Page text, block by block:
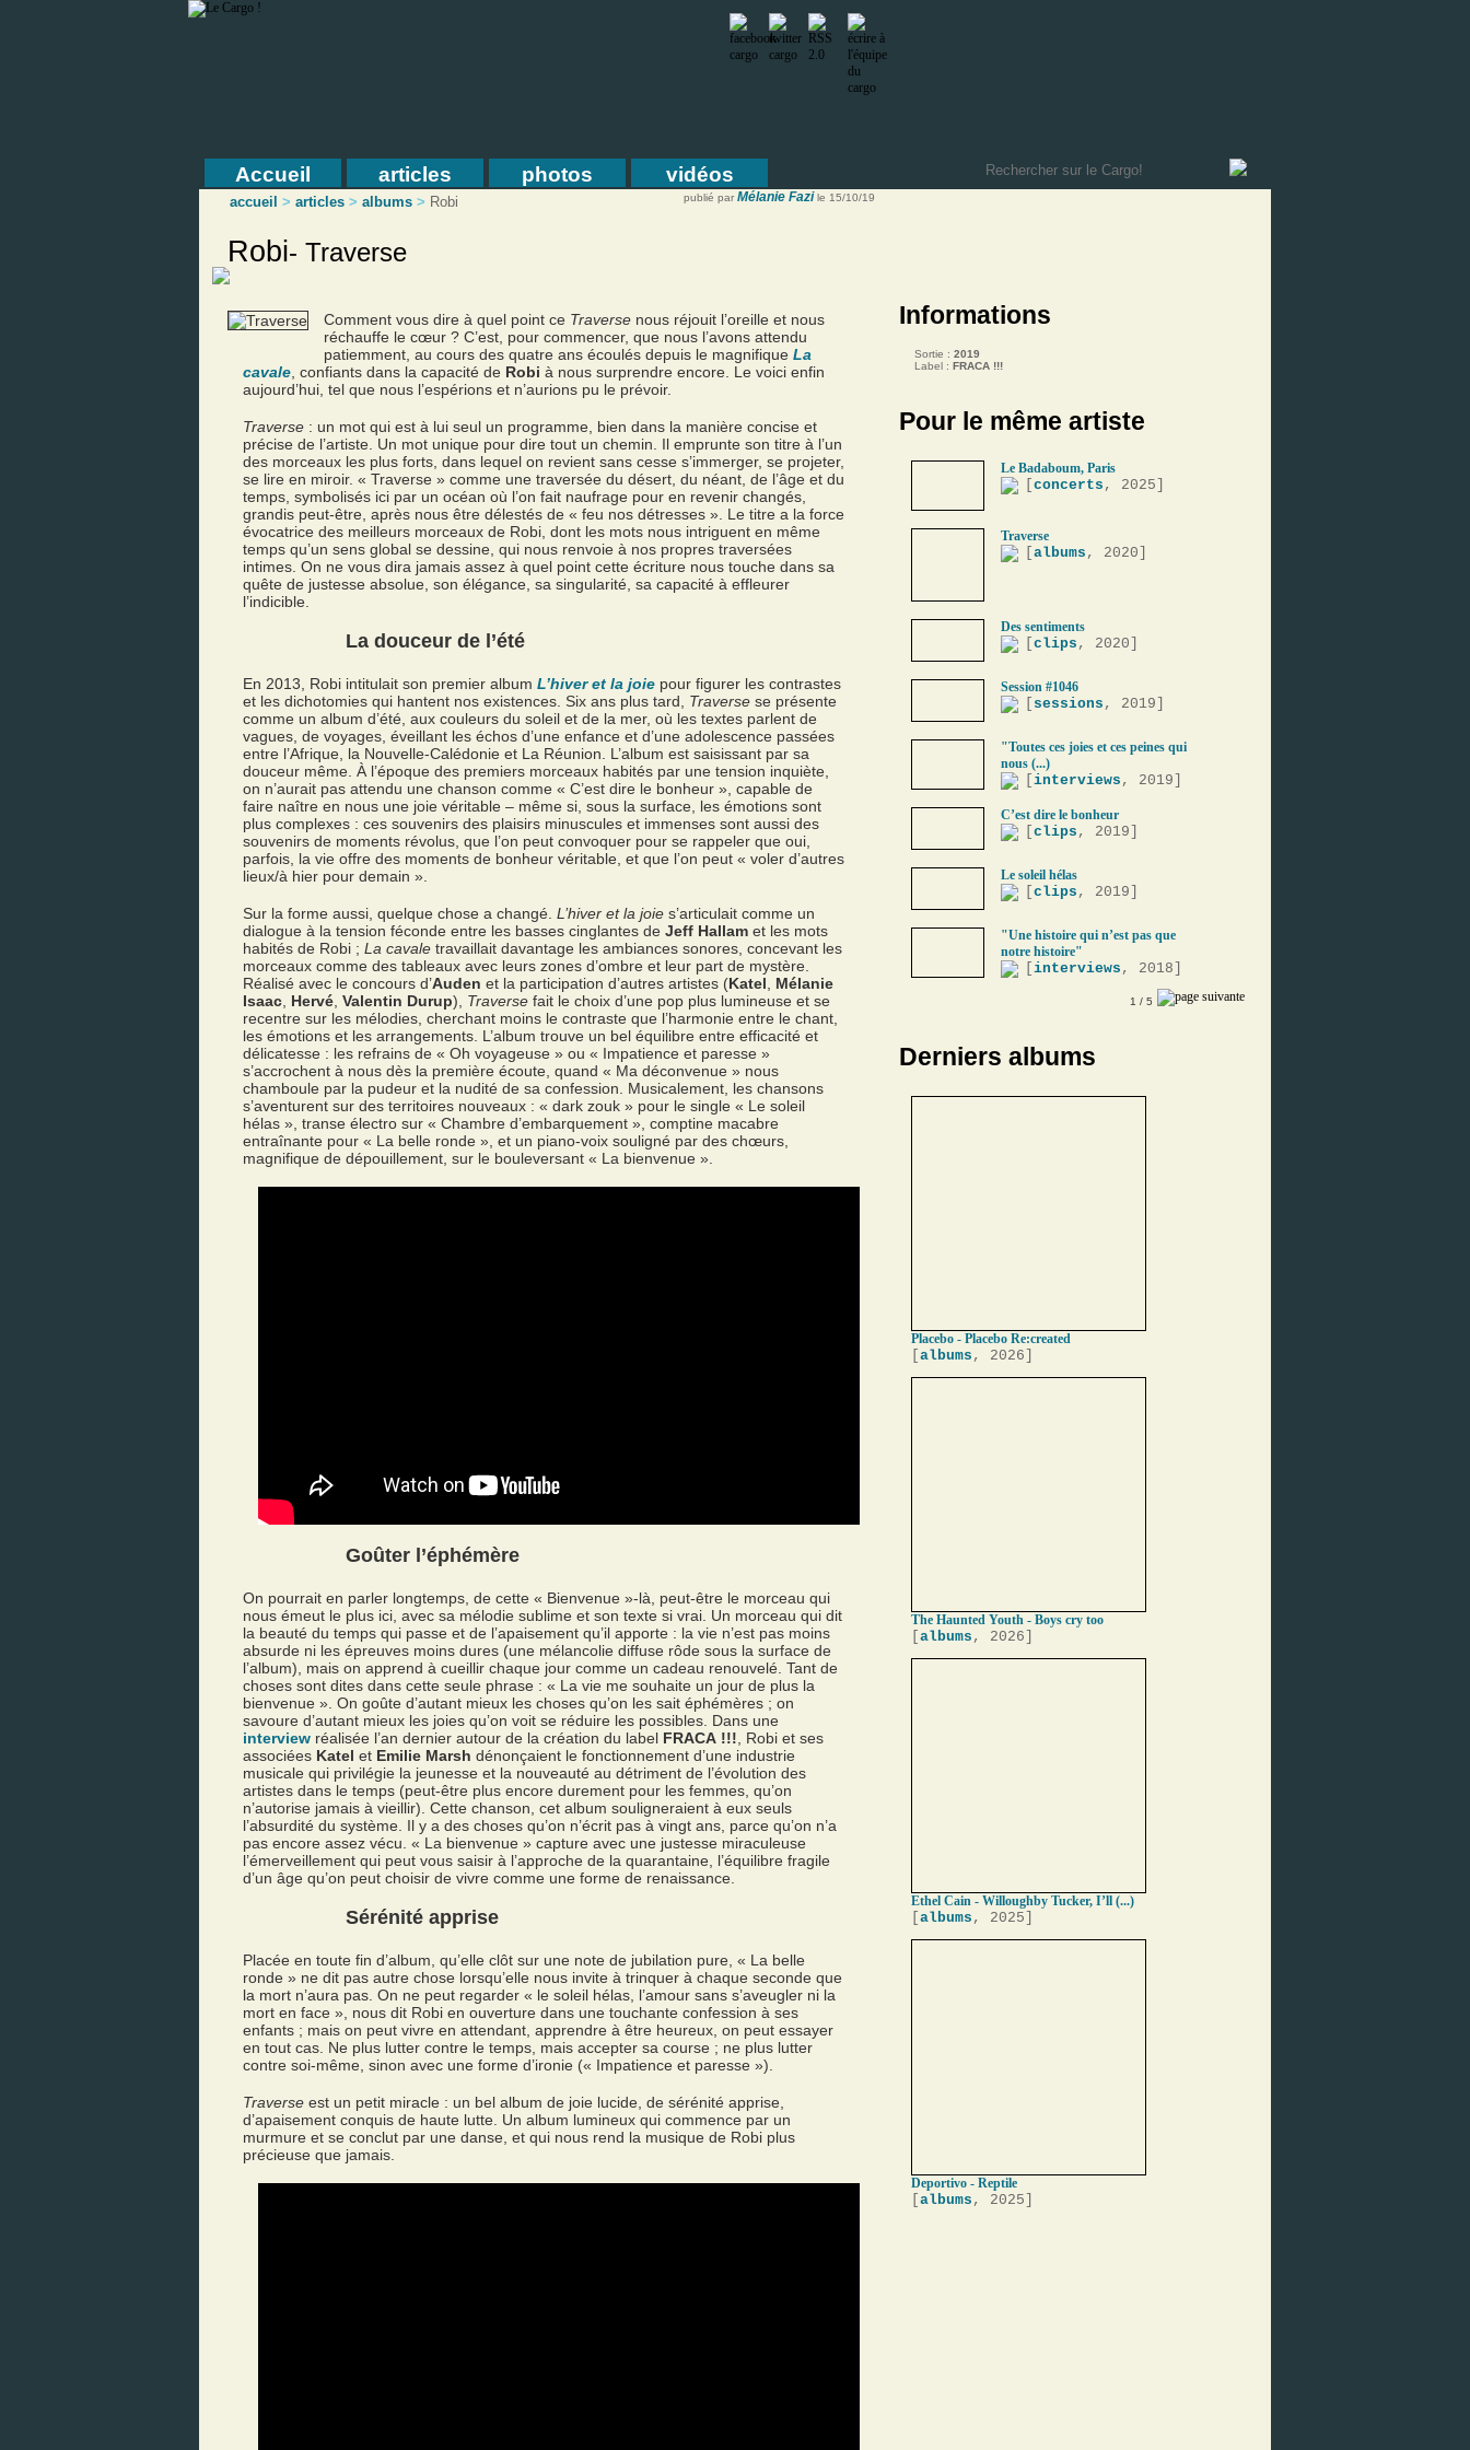
Accueil articles photos vidéos
accueil > articles > albums > Robi publié par Mélanie Fazi le 15/10/19
Robi- Traverse
Comment vous dire à quel point ce Traverse nous réjouit l’oreille et nous
réchauffe le cœur ? C’est, pour commencer, que nous l’avons attendu
patiemment, au cours des quatre ans écoulés depuis le magnifique La
cavale , confiants dans la capacité de Robi à nous surprendre encore. Le voici enfin
aujourd’hui, tel que nous l’espérions et n’aurions pu le prévoir.
Traverse : un mot qui est à lui seul un programme, bien dans la manière concise et
précise de l’artiste. Un mot unique pour dire tout un chemin. Il emprunte son titre à l’un
des morceaux les plus forts, dans lequel on revient sans cesse s’immerger, se projeter,
se lire en miroir. « Traverse » comme une traversée du désert, du néant, de l’âge et du
temps, symbolisés ici par un océan où l’on fait naufrage pour en revenir changés,
grandis peut-être, après nous être délestés de « feu nos détresses ». Le titre a la force
évocatrice des meilleurs morceaux de Robi, dont les mots nous intriguent en même
temps qu’un sens global se dessine, qui nous renvoie à nos propres traversées
intimes. On ne vous dira jamais assez à quel point cette écriture nous touche dans sa
quête de justesse absolue, son élégance, sa singularité, sa capacité à effleurer
l’indicible.
La douceur de l’été
En 2013, Robi intitulait son premier album L’hiver et la joie pour figurer les contrastes
et les dichotomies qui hantent nos existences. Six ans plus tard, Traverse se présente
comme un album d’été, aux couleurs du soleil et de la mer, où les textes parlent de
vagues, de voyages, éveillant les échos d’une enfance et d’une adolescence passées
entre l’Afrique, la Nouvelle-Calédonie et La Réunion. L’album est saisissant par sa
douceur même. À l’époque des premiers morceaux habités par une tension inquiète,
on n’aurait pas attendu une chanson comme « C’est dire le bonheur », capable de
faire naître en nous une joie véritable – même si, sous la surface, les émotions sont
plus complexes : ces souvenirs des plaisirs minuscules et immenses sont aussi des
souvenirs de moments révolus, que l’on peut convoquer pour se rappeler que oui,
parfois, la vie offre des moments de bonheur véritable, et que l’on peut « voler d’autres
lieux/à hier pour demain ».
Sur la forme aussi, quelque chose a changé. L’hiver et la joie s’articulait comme un
dialogue à la tension féconde entre les basses cinglantes de Jeff Hallam et les mots
habités de Robi ; La cavale travaillait davantage les ambiances sonores, concevant les
morceaux comme des tableaux avec leurs zones d’ombre et leur part de mystère.
Réalisé avec le concours d’Auden et la participation d’autres artistes (Katel
Mélanie
Isaac Hervé Valentin Durup), Traverse fait le choix d’une pop plus lumineuse et se
recentre sur les mélodies, cherchant moins le contraste que l’harmonie entre le chant,
les émotions et les arrangements. L’album trouve un bel équilibre entre efficacité et
délicatesse : les refrains de « Oh voyageuse » ou « Impatience et paresse »
s’accrochent à nous dès la première écoute, quand « Ma déconvenue » nous
chamboule par la pudeur et la nudité de sa confession. Musicalement, les chansons
s’aventurent sur des territoires nouveaux : « dark zouk » pour le single « Le soleil
hélas », transe électro sur « Chambre d’embarquement », comptine macabre
entraînante pour « La belle ronde », et un piano-voix souligné par des chœurs,
magnifique de dépouillement, sur le bouleversant « La bienvenue ».
Goûter l’éphémère
On pourrait en parler longtemps, de cette « Bienvenue »-là, peut-être le morceau qui
nous émeut le plus ici, avec sa mélodie sublime et son texte si vrai. Un morceau qui dit
la beauté du temps qui passe et de l’apaisement qu’il apporte : la vie n’est pas moins
absurde ni les épreuves moins dures (une mélancolie diffuse rôde sous la surface de
l’album), mais on apprend à cueillir chaque jour comme un cadeau renouvelé. Tant de
choses sont dites dans cette seule phrase : « La vie me souhaite un jour de plus la
bienvenue ». On goûte d’autant mieux les choses qu’on les sait éphémères ; on
savoure d’autant mieux les joies qu’on voit se réduire les possibles. Dans une
interview réalisée l’an dernier autour de la création du label FRACA !!!, Robi et ses
associées Katel et Emilie Marsh dénonçaient le fonctionnement d’une industrie
musicale qui privilégie la jeunesse et la nouveauté au détriment de l’évolution des
artistes dans le temps (peut-être plus encore durement pour les femmes, qu’on
n’autorise jamais à vieillir). Cette chanson, cet album souligneraient à eux seuls
l’absurdité du système. Il y a des choses qu’on n’écrit pas à vingt ans, parce qu’on n’a
pas encore assez vécu. « La bienvenue » capture avec une justesse miraculeuse
l’émerveillement qui peut vous saisir à l’approche de la quarantaine, l’équilibre fragile
d’un âge qu’on peut choisir de vivre comme une forme de renaissance.
Sérénité apprise
Placée en toute fin d’album, qu’elle clôt sur une note de jubilation pure, « La belle
ronde » ne dit pas autre chose lorsqu’elle nous invite à trinquer à chaque seconde que
la mort n’aura pas. On ne peut regarder « le soleil hélas, l’amour sans s’aveugler ni la
mort en face », nous dit Robi en ouverture dans une touchante confession à ses
enfants ; mais on peut vivre en attendant, apprendre à être heureux, on peut essayer
en tout cas. Ne plus lutter contre le temps, mais accepter sa course ; ne plus lutter
contre soi-même, sinon avec une forme d’ironie (« Impatience et paresse »).
Traverse est un petit miracle : un bel album de joie lucide, de sérénité apprise,
d’apaisement conquis de haute lutte. Un album lumineux qui commence par un
murmure et se conclut par une danse, et qui nous rend la musique de Robi plus
précieuse que jamais.
Informations
Sortie : 2019
Label : FRACA !!!
Pour le même artiste
Le Badaboum, Paris
concerts , 2025]
Traverse
albums , 2020]
Des sentiments
clips , 2020]
Session #1046
sessions , 2019]
"Toutes ces joies et ces peines qui
nous (...)
interviews , 2019]
C’est dire le bonheur
clips , 2019]
Le soleil hélas
clips , 2019]
"Une histoire qui n’est pas que
notre histoire"
interviews , 2018]
1 / 5
Derniers albums
Placebo - Placebo Re:created
albums , 2026]
The Haunted Youth - Boys cry too
albums , 2026]
Ethel Cain - Willoughby Tucker, I’ll (...)
albums , 2025]
Deportivo - Reptile
albums , 2025]